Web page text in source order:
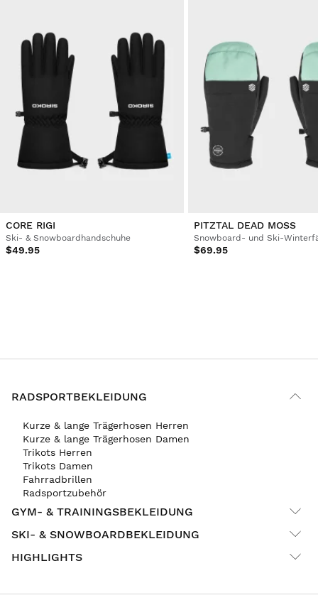
CORE RIGI
Ski- & Snowboardhandschuhe
$49.95
PITZTAL DEAD MOSS
Snowboard- und Ski-
$69.95
RADSPORTBEKLEIDUNG
Kurze & lange Trägerhosen Herren
Kurze & lange Trägerhosen Damen
Trikots Herren
Trikots Damen
Fahrradbrillen
Radsportzubehör
GYM- & TRAININGSBEKLEIDUNG
SKI- & SNOWBOARDBEKLEIDUNG
HIGHLIGHTS